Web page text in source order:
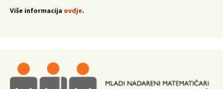
Više informacija ovdje.